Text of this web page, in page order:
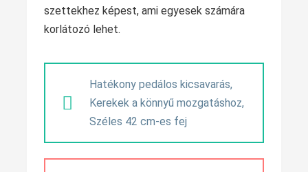
szettekhez képest, ami egyesek számára
korlátozó lehet.
Hatékony pedálos kicsavarás,
Kerekek a könnyű mozgatáshoz,
Széles 42 cm‑es fej